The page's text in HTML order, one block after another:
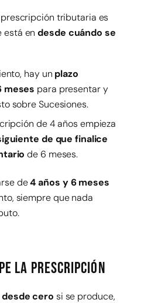
prescripción tributaria es
está endesde cuándo se
hay un plazo
meses para presentar y
sobre Sucesiones.
de 4 años empieza
de que finalice
de 6 meses.
de4 años y 6 meses
siempre que nada
la prescripción
cero si se produce,